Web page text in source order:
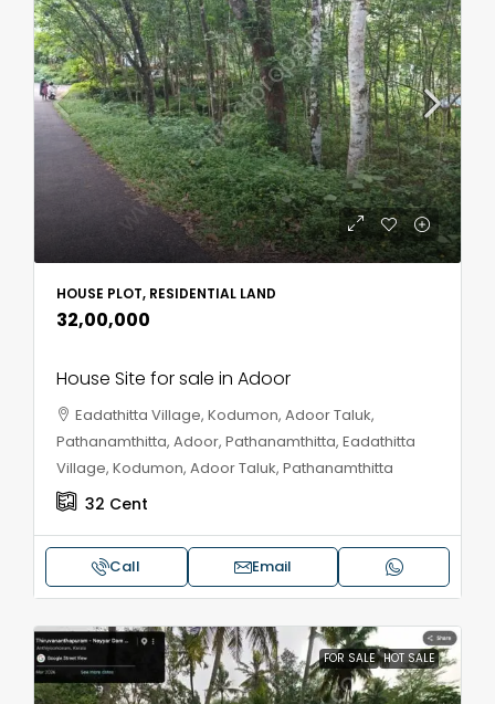
HOUSE PLOT, RESIDENTIAL LAND
₹32,00,000
House Site for sale in Adoor
Eadathitta Village, Kodumon, Adoor Taluk,
Pathanamthitta, Adoor, Pathanamthitta, Eadathitta
Village, Kodumon, Adoor Taluk, Pathanamthitta
32 Cent
Call Email
FOR SALE HOT SALE